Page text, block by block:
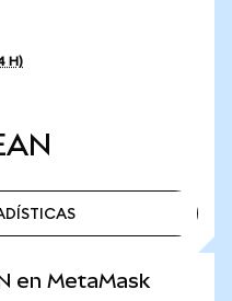
H)
en MetaMask